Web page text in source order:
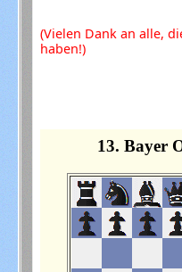
(Vielen Dank an alle,
haben!)